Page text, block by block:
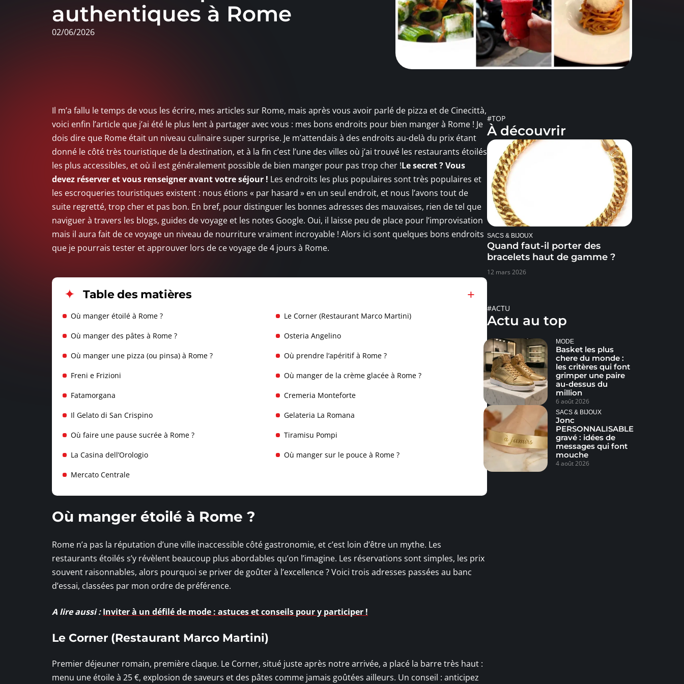
authentiques à Rome
02/06/2026
Il m’a fallu le temps de vous les écrire, mes articles sur Rome, mais après vous avoir parlé de pizza et de Cinecittà,
voici enfin l’article que j’ai été le plus lent à partager avec vous : mes bons endroits pour bien manger à Rome ! Je
dois dire que Rome était un niveau culinaire super surprise. Je m’attendais à des endroits au-delà du prix étant
donné le côté très touristique de la destination, et à la fin c’est l’une des villes où j’ai trouvé les restaurants étoilés
les plus accessibles, et où il est généralement possible de bien manger pour pas trop cher !Le secret ? Vous
devez réserver et vous renseigner avant votre séjour ! Les endroits les plus populaires sont très populaires et
les escroqueries touristiques existent : nous étions « par hasard » en un seul endroit, et nous l’avons tout de
suite regretté, trop cher et pas bon. En bref, pour distinguer les bonnes adresses des mauvaises, rien de tel que
naviguer à travers les blogs, guides de voyage et les notes Google. Oui, il laisse peu de place pour l’improvisation
mais il aura fait de ce voyage un niveau de nourriture vraiment incroyable ! Alors ici sont quelques bons endroits
que je pourrais tester et approuver lors de ce voyage de 4 jours à Rome.
Table des matières
Où manger étoilé à Rome ? Le Corner (Restaurant Marco Martini)
Où manger des pâtes à Rome ? Osteria Angelino
Où manger une pizza (ou pinsa) à Rome ? Où prendre l’apéritif à Rome ?
Freni e Frizioni Où manger de la crème glacée à Rome ?
Fatamorgana Cremeria Monteforte
Il Gelato di San Crispino Gelateria La Romana
Où faire une pause sucrée à Rome ? Tiramisu Pompi
La Casina dell’Orologio Où manger sur le pouce à Rome ?
Mercato Centrale
Où manger étoilé à Rome ?
Rome n’a pas la réputation d’une ville inaccessible côté gastronomie, et c’est loin d’être un mythe. Les
restaurants étoilés s’y révèlent beaucoup plus abordables qu’on l’imagine. Les réservations sont simples, les prix
souvent raisonnables, alors pourquoi se priver de goûter à l’excellence ? Voici trois adresses passées au banc
d’essai, classées par mon ordre de préférence.
A lire aussi : Inviter à un défilé de mode : astuces et conseils pour y participer !
Le Corner (Restaurant Marco Martini)
Premier déjeuner romain, première claque. Le Corner, situé juste après notre arrivée, a placé la barre très haut :
menu une étoile à 25 €, explosion de saveurs et des pâtes comme jamais goûtées ailleurs. Un conseil : anticipez
#TOP
À découvrir
SACS & BIJOUX
Quand faut-il porter des
bracelets haut de gamme ?
12 mars 2026
#ACTU
Actu au top
MODE
Basket les plus
chere du monde :
les critères qui font
grimper une paire
au-dessus du
million
6 août 2026
SACS & BIJOUX
Jonc
PERSONNALISABLE
gravé : idées de
messages qui font
mouche
4 août 2026